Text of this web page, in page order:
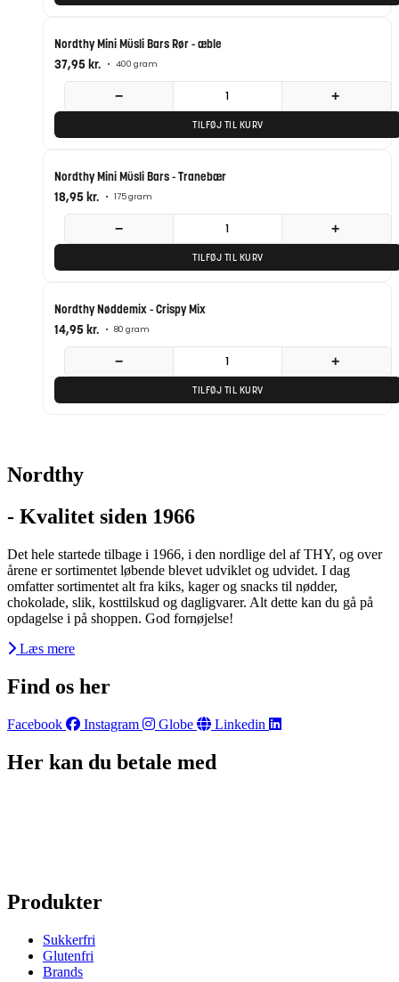
Nordthy Mini Müsli Bars Rør - æble
37,95 kr. • 400 gram
− +
TILFØJ TIL KURV
Nordthy Mini Müsli Bars - Tranebær
18,95 kr. • 175 gram
− +
TILFØJ TIL KURV
Nordthy Nøddemix - Crispy Mix
14,95 kr. • 80 gram
− +
TILFØJ TIL KURV
Nordthy
- Kvalitet siden 1966
Det hele startede tilbage i 1966, i den nordlige del af THY, og over
årene er sortimentet løbende blevet udviklet og udvidet. I dag
omfatter sortimentet alt fra kiks, kager og snacks til nødder,
chokolade, slik, kosttilskud og dagligvarer. Alt dette kan du gå på
opdagelse i på shoppen. God fornøjelse!
Læs mere
Find os her
Facebook Instagram Globe Linkedin
Her kan du betale med
Produkter
Sukkerfri
Glutenfri
Brands